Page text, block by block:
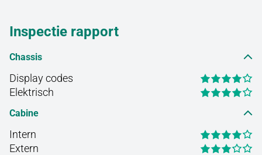
Inspectie rapport
Chassis
Display codes
Elektrisch
Cabine
Intern
Extern